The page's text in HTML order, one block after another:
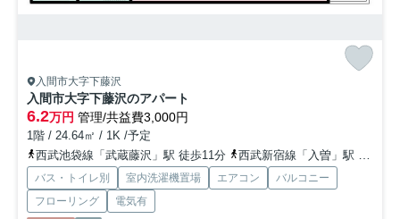
入間市大字下藤沢
入間市大字下藤沢のアパート
6.2万円 管理/共益費3,000円
1階 / 24.64㎡ / 1K /予定
西武池袋線「武蔵藤沢」駅 徒歩11分
西武新宿線「入曽」駅 徒歩29分
バス・トイレ別 室内洗濯機置場 エアコン
バルコニー
フローリング
電気有